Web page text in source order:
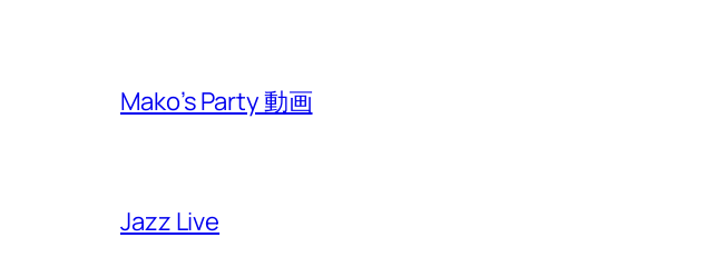
Mako’s Party 動画
Jazz Live